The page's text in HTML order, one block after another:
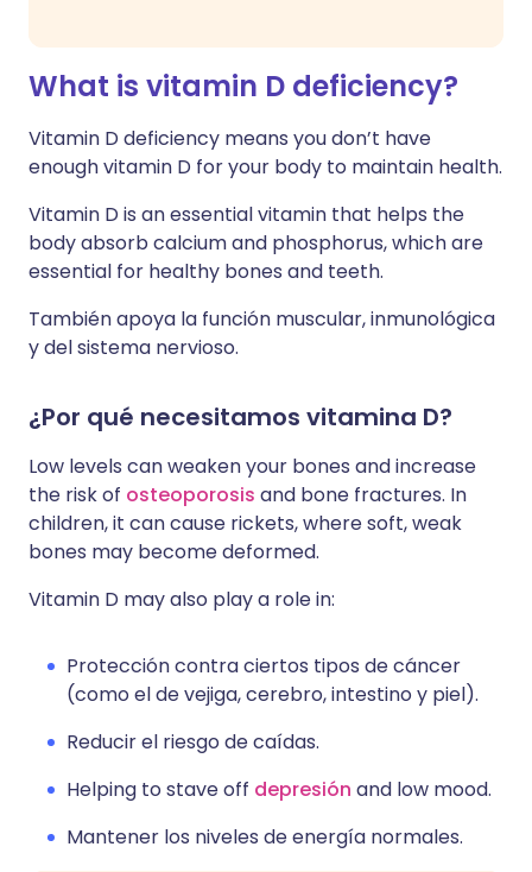
What is vitamin D deficiency?
Vitamin D deficiency means you don’t have
enough vitamin D for your body to maintain health.
Vitamin D is an essential vitamin that helps the
body absorb calcium and phosphorus, which are
essential for healthy bones and teeth.
También apoya la función muscular, inmunológica
y del sistema nervioso.
¿Por qué necesitamos vitamina D?
Low levels can weaken your bones and increase
the risk of osteoporosis and bone fractures. In
children, it can cause rickets, where soft, weak
bones may become deformed.
Vitamin D may also play a role in:
Protección contra ciertos tipos de cáncer
(como el de vejiga, cerebro, intestino y piel).
Reducir el riesgo de caídas.
Helping to stave off depresión and low mood.
Mantener los niveles de energía normales.